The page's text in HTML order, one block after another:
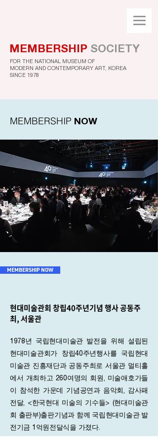
FOR THE NATIONAL MUSEUM OF
MODERN AND CONTEMPORARY ART, KOREA
SINCE 1978
MEMBERSHIP SOCIETY
MEMBERSHIP NOW
MEMBERSHIP NOW
현대미술관회 창립40주년기념 행사 공동주
최, 서울관
1978년 국립현대미술관 발전을 위해 설립된
현대미술관회가 창립40주년행사를 국립현대
미술관 진흥재단과 공동주최로 서울관 멀티홀
에서 개최하고 260여명의 회원, 미술애호가들
이 참석한 가운데 기념공연과 음악회, 감사패
전달, <한국현대 미술의 기수들> (현대미술관
회 출판부)출판기념과 함께 국립현대미술관 발
전기금 1억원전달식을 가졌다.